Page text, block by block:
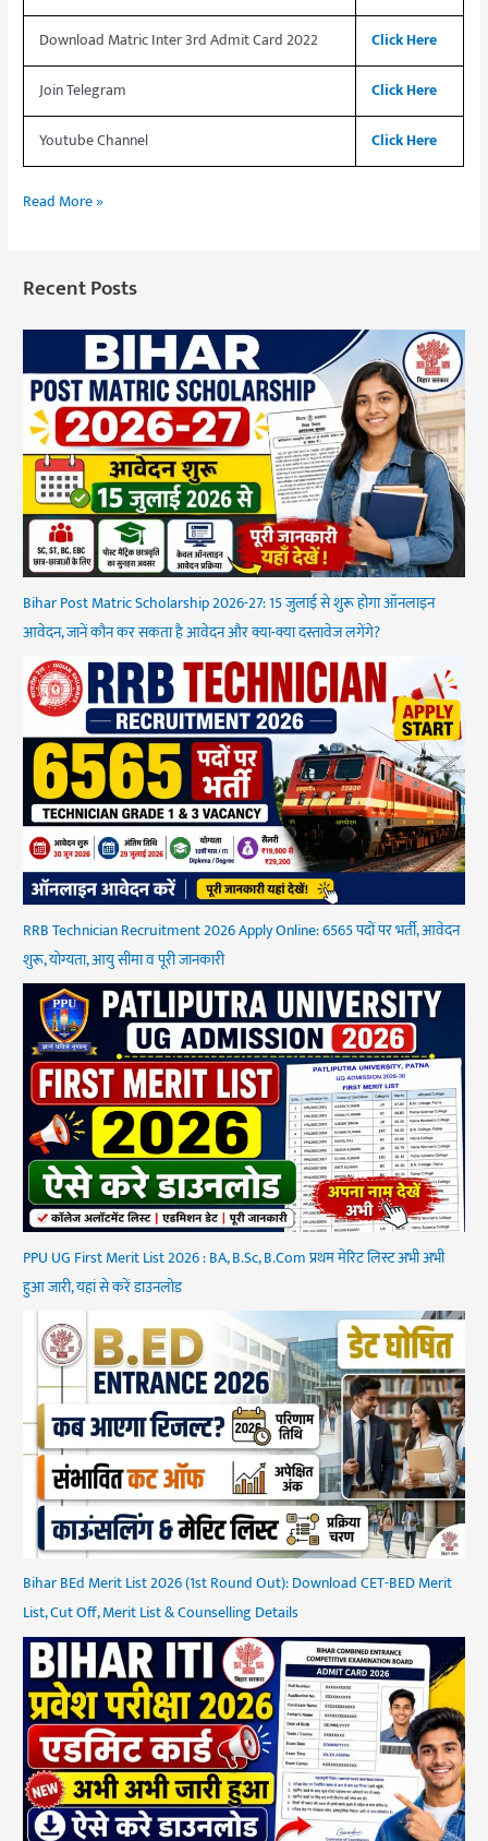
Download Matric Inter 3rd Admit Card 2022 Click Here
Join Telegram Click Here
Youtube Channel Click Here
Read More »
Recent Posts
Bihar Post Matric Scholarship 2026-27: 15 जुलाई से शुरू होगा ऑनलाइन
आवेदन, जानें कौन कर सकता है आवेदन और क्या-क्या दस्तावेज लगेंगे?
RRB Technician Recruitment 2026 Apply Online: 6565 पदों पर भर्ती, आवेदन
शुरू, योग्यता, आयु सीमा व पूरी जानकारी
PPU UG First Merit List 2026 : BA, B.Sc, B.Com प्रथम मेरिट लिस्ट अभी अभी
हुआ जारी, यहां से करें डाउनलोड
Bihar BEd Merit List 2026 (1st Round Out): Download CET-BED Merit
List, Cut Off, Merit List & Counselling Details